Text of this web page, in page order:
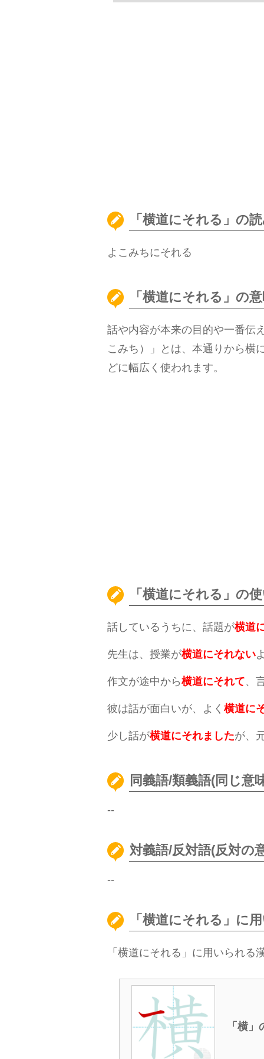
「横道にそれる」の
よこみちにそれる
「横道にそれる」の
話や内容が本来の目的や一番伝
こみち）」とは、本通りから横
どに幅広く使われます。
「横道にそれる」の
話しているうちに、話題が横道
先生は、授業が横道にそれない
作文が途中から横道にそれて、
彼は話が面白いが、よく 横道に
少し話が横道にそれましたが、
同義語/類義語(同じ意
--
対義語/反対語(反対の
--
「横道にそれる」に
「横道にそれる」に用いられ
「横